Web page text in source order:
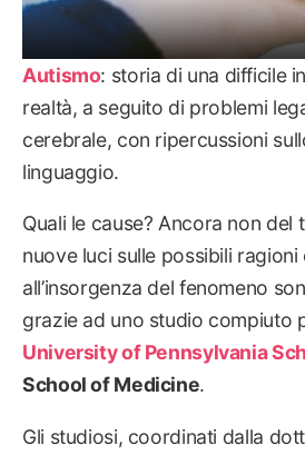
Autismo: storia di una difficile
realtà, a seguito di problemi
cerebrale, con ripercussioni
linguaggio.
Quali le cause? Ancora non del
nuove luci sulle possibili
all’insorgenza del fenomeno
grazie ad uno studio compiuto
University of Pennsylvania
School of Medicine.
Gli studiosi, coordinati dalla